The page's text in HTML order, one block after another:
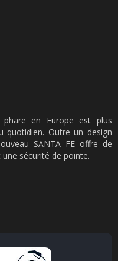
phare en Europe est plus
quotidien. Outre un design
SANTA FE offre de
sécurité de pointe.